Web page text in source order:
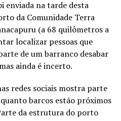
enviada na tarde desta
da Comunidade Terra
(a 68 quilômetros a
localizar pessoas que
de um barranco desabar
ainda é incerto.
redes sociais mostra parte
barcos estão próximos
da estrutura do porto